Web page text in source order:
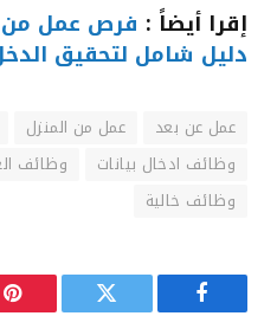
إقرا أيضاً :
دليل شامل لتحقيق
عمل عن بعد عمل من المنزل
وظائف ادخال بيانات
وظائف
وظائف خالية
فيسبوك تويتر